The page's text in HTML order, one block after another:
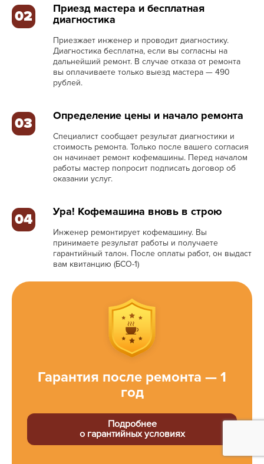
02
Приезд мастера и бесплатная
диагностика
Приезжает инженер и проводит диагностику.
Диагностика бесплатна, если вы согласны на
дальнейший ремонт. В случае отказа от ремонта
вы оплачиваете только выезд мастера — 490
рублей.
03 Определение цены и начало ремонта
Специалист сообщает результат диагностики и
стоимость ремонта. Только после вашего согласия
он начинает ремонт кофемашины. Перед началом
работы мастер попросит подписать договор об
оказании услуг.
04 Ура! Кофемашина вновь в строю
Инженер ремонтирует кофемашину. Вы
принимаете результат работы и получаете
гарантийный талон. После оплаты работ, он выдаст
вам квитанцию (БСО-1)
Гарантия после ремонта — 1
год
Подробнее
о гарантийных условиях